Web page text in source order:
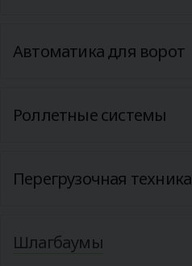
Автоматика для ворот
Роллетные системы
Перегрузочная техника
Шлагбаумы